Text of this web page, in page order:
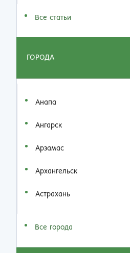
Все статьи
ГОРОДА
Анапа
Ангарск
Арзамас
Архангельск
Астрахань
Все города